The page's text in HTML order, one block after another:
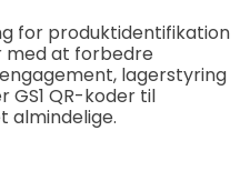
for produktidentifikation
at forbedre
lagerstyring
GS1 QR-koder til
almindelige.